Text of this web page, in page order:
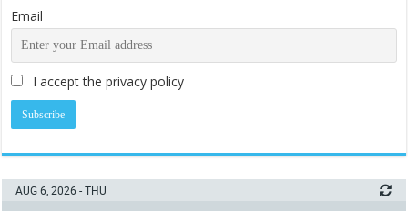
Email
I accept the privacy policy
AUG 6, 2026 - THU